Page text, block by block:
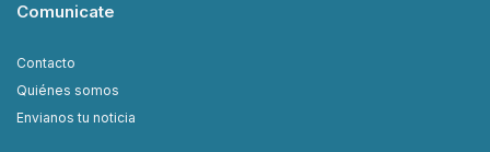
Comunicate
Contacto
Quiénes somos
Envianos tu noticia